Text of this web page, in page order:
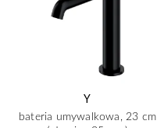
Y
bateria umywalkowa, 23 cm